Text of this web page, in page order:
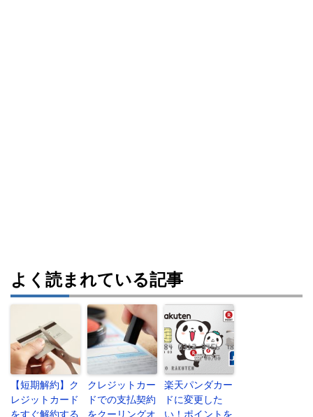
よく読まれている記事
【短期解約】ク
レジットカード
をすぐ解約する
クレジットカー
ドでの支払契約
をクーリングオ
楽天パンダカー
ドに変更した
い！ポイントを